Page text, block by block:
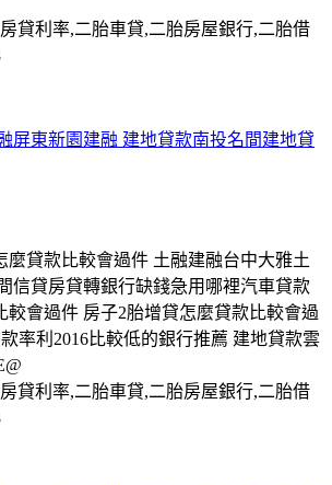
貸利率,二胎車貸,二胎房屋銀行,二胎借
屏東新園建融 建地貸款南投名間建地貸
麼貸款比較會過件 土融建融台中大雅土
信貸房貸轉銀行缺錢急用哪裡汽車貸款
較會過件 房子2胎增貸怎麼貸款比較會過
率利2016比較低的銀行推薦 建地貸款雲
貸利率,二胎車貸,二胎房屋銀行,二胎借